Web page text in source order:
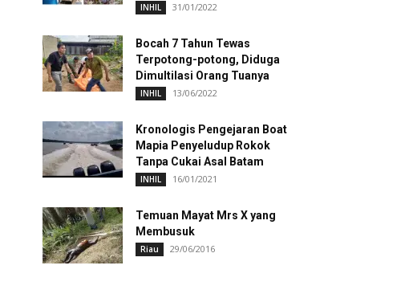
INHIL 31/01/2022
Bocah 7 Tahun Tewas
Terpotong-potong, Diduga
Dimultilasi Orang Tuanya
INHIL 13/06/2022
Kronologis Pengejaran Boat
Mapia Penyeludup Rokok
Tanpa Cukai Asal Batam
INHIL 16/01/2021
Temuan Mayat Mrs X yang
Membusuk
Riau 29/06/2016